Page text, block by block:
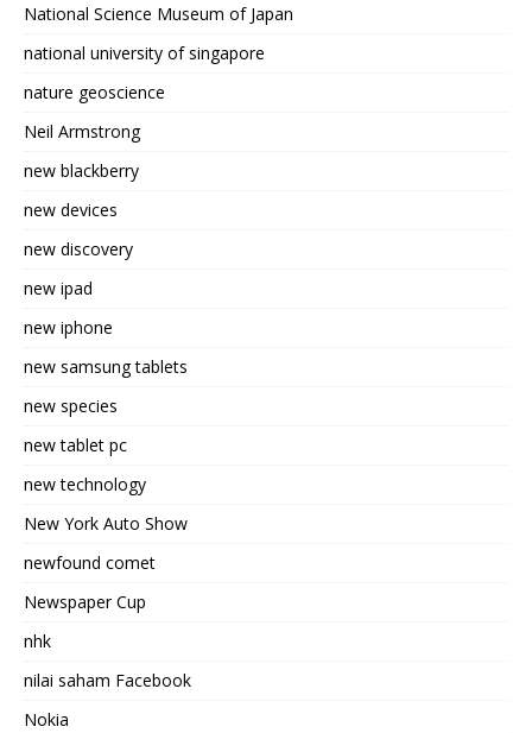
National Science Museum of Japan
national university of singapore
nature geoscience
Neil Armstrong
new blackberry
new devices
new discovery
new ipad
new iphone
new samsung tablets
new species
new tablet pc
new technology
New York Auto Show
newfound comet
Newspaper Cup
nhk
nilai saham Facebook
Nokia